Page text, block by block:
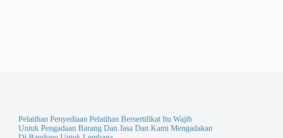
Pelatihan Penyediaan Pelatihan Bersertifikat Itu Wajib
Untuk Pengadaan Barang Dan Jasa Dan Kami Mengadakan